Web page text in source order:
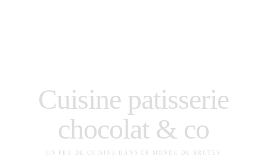
Cuisine patisserie
chocolat & co
UN PEU DE CUISINE DANS CE MONDE DE BRUTES